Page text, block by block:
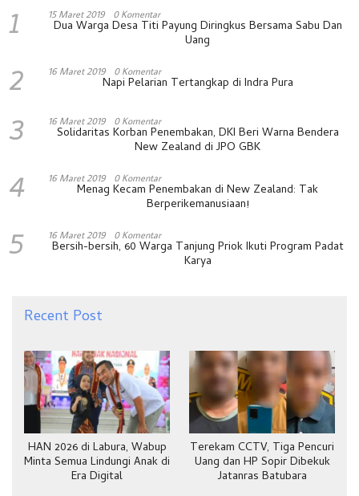
1 15 Maret 2019 0 Komentar
Dua Warga Desa Titi Payung Diringkus Bersama Sabu Dan
Uang
2 16 Maret 2019 0 Komentar
Napi Pelarian Tertangkap di Indra Pura
3 16 Maret 2019 0 Komentar
Solidaritas Korban Penembakan, DKI Beri Warna Bendera
New Zealand di JPO GBK
4 16 Maret 2019 0 Komentar
Menag Kecam Penembakan di New Zealand: Tak
Berperikemanusiaan!
5 16 Maret 2019 0 Komentar
Bersih-bersih, 60 Warga Tanjung Priok Ikuti Program Padat
Karya
Recent Post
HAN 2026 di Labura, Wabup
Minta Semua Lindungi Anak di
Era Digital
Terekam CCTV, Tiga Pencuri
Uang dan HP Sopir Dibekuk
Jatanras Batubara